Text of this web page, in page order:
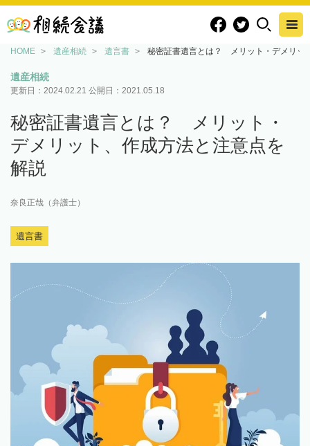
HOME 遺産相続 遺言書 秘密証書遺言とは？ メリット・デメリッ
遺産相続
更新日： 2024.02.21 公開日： 2021.05.18
秘密証書遺言とは？ メリット・
デメリット、作成方法と注意点を
解説
奈良正哉（弁護士）
遺言書